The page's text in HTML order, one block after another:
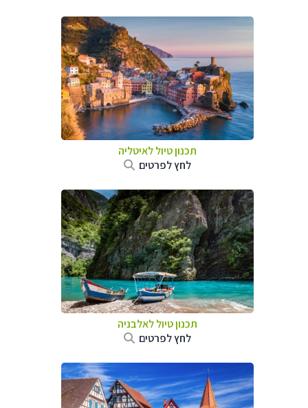
תכנון טיול לאיטליה
לחץ לפרטים
תכנון טיול לאלבניה
לחץ לפרטים